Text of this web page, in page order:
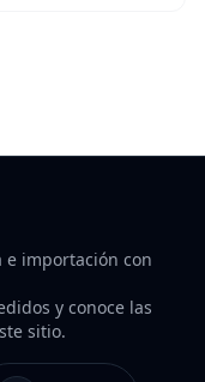
e importación con
y conoce las
sitio.